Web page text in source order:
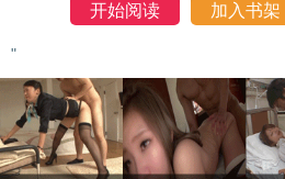
开始阅读 加入书架
"